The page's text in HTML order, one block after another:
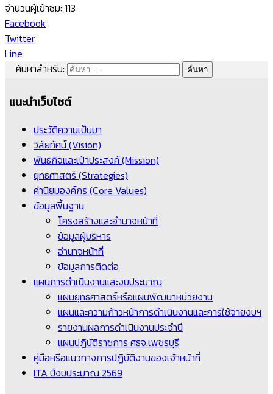
จำนวนผู้เข้าชม: 113
Facebook
Twitter
Line
ค้นหาสำหรับ:
แนะนำเว็บไซต์
ประวัติความเป็นมา
วิสัยทัศน์ (Vision)
พันธกิจและเป้าประสงค์ (Mission)
ยุทธศาสตร์ (Strategies)
ค่านิยมองค์กร (Core Values)
ข้อมูลพื้นฐาน
โครงสร้างและอำนาจหน้าที่
ข้อมูลผู้บริหาร
อำนาจหน้าที่
ข้อมูลการติดต่อ
แผนการดำเนินงานและงบประมาณ
แผนยุทธศาสตร์หรือแผนพัฒนาหน่วยงาน
แผนและความก้าวหน้าการดำเนินงานและการใช้จ่ายงบฯ
รายงานผลการดำเนินงานประจำปี
แผนปฏิบัติราชการ ศธจ.เพชรบุรี
คู่มือหรือแนวทางการปฏิบัติงานของเจ้าหน้าที่
ITA ปีงบประมาณ 2569